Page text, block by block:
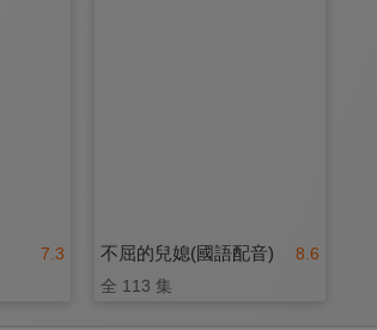
7.3 8.6
不屈的兒媳(國語配音)
全 113 集